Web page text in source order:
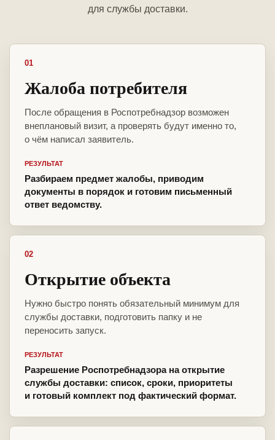
для службы доставки.
01
Жалоба потребителя
После обращения в Роспотребнадзор возможен
внеплановый визит, а проверять будут именно то,
о чём написал заявитель.
РЕЗУЛЬТАТ
Разбираем предмет жалобы, приводим
документы в порядок и готовим письменный
ответ ведомству.
02
Открытие объекта
Нужно быстро понять обязательный минимум для
службы доставки, подготовить папку и не
переносить запуск.
РЕЗУЛЬТАТ
Разрешение Роспотребнадзора на открытие
службы доставки: список, сроки, приоритеты
и готовый комплект под фактический формат.